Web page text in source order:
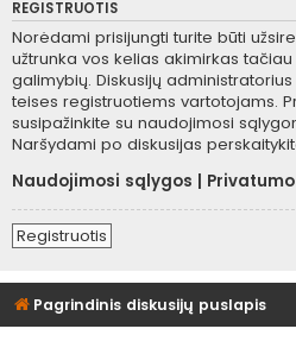
REGISTRUOTIS
Norėdami prisijungti turite būti
užtrunka vos kelias akimirkas
galimybių. Diskusijų
teises registruotiems vartotojams.
susipažinkite su naudojimosi
Naršydami po diskusijas
Naudojimosi sąlygos
Registruotis
Pagrindinis diskusijų puslapis